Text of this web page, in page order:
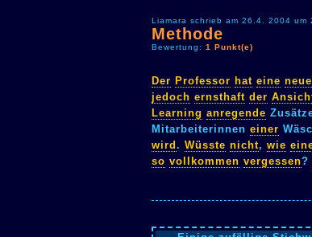
Liamara schrieb am 26.4. 2004 um
Methode
Bewertung: 1 Punkt(e)
Der Professor hat eine neue
jedoch ernsthaft der
Learning anregende
Mitarbeiterinnen einer
wird . Wüsste nicht, wie
so vollkommen vergessen?